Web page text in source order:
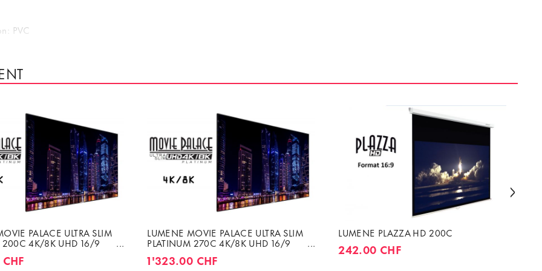
PVC
Dos noir occultant
PALACE ULTRA SLIM
200C 4K/8K UHD 16/9
LUMENE MOVIE PALACE ULTRA SLIM
PLATINUM 270C 4K/8K UHD 16/9
1'323.00 CHF
LUMENE PLAZZA HD 200C
242.00 CHF